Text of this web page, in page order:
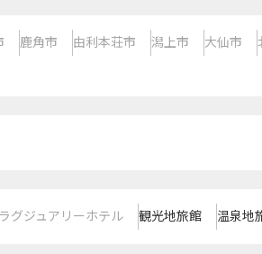
鹿角市 由利本荘市 潟上市 大仙市
ラグジュアリーホテル 観光地旅館 温泉地